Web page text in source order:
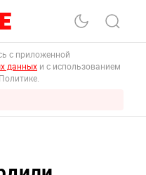
с приложенной
данных и с использованием